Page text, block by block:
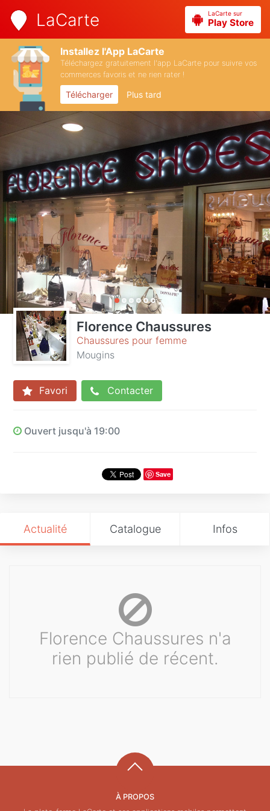
LaCarte LaCarte sur
Play Store
Installez l'App LaCarte
Téléchargez gratuitement l'app LaCarte pour suivre vos
commerces favoris et ne rien rater !
Télécharger Plus tard
Florence Chaussures
Chaussures pour femme
Mougins
Favori Contacter
Ouvert jusqu'à 19:00
Save
Actualité Catalogue Infos
Florence Chaussures n'a
rien publié de récent.
À PROPOS